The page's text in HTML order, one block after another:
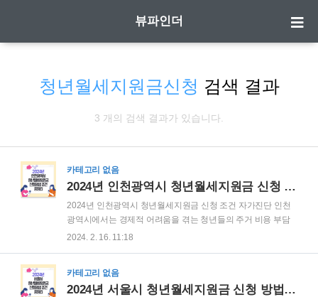
뷰파인더
청년월세지원금신청 검색 결과
3 개의 검색 결과가 있습니다.
카테고리 없음
2024년 인천광역시 청년월세지원금 신청 조건 자가진단
2024년 인천광역시 청년월세지원금 신청 조건 자가진단 인천
광역시에서는 경제적 어려움을 겪는 청년들의 주거 비용 부담
을 경감하기 위해 '인천 청년 월세 지원 사업'을 운영하고 있습니
이 사업의 지원 대상, 자격 조건 등에 대해 상세히 설명드리겠습
니다. 인천 청년 월세지원 기본정보 지원대상 - 인천에 거주하는
2024. 2. 16. 11:18
카테고리 없음
2024년 서울시 청년월세지원금 신청 방법 조건 금액 기간